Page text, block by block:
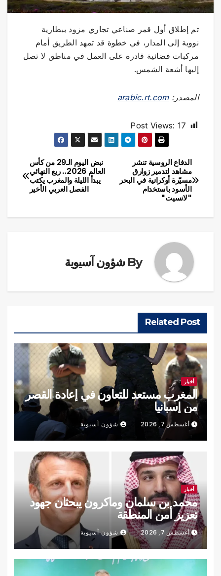
تم إطلاق أول قمر صناعي تجاري مزود ببطارية
نووية إلى المدار، في خطوة قد تمهد الطريق أمام
مركبات فضائية قادرة على العمل في مناطق لا تصل
إليها أشعة الشمس.
المصدر:arabic.rt.com
Post Views: 17
تصفّح
المقالات
نبض اليوم الـ29 من كأس
العالم 2026.. ربع النهائي
يبدأ الليلة والمغرب يكتب
الفصل العربي الأخير
الدفاع الروسية تنشر
مشاهد لتدمير زوارق
مسيّرة أوكرانية في البحر
الأسود باستخدام
"لانسيت"
By شؤون آسيوية
Related Post
أخبار
المغرب مستعد للتعاون في إعادة القصر
من إسبانيا
أغسطس 7, 2026 شؤون آسيوية
أخبار
محمد بن سلمان وماكرون يبحثان جهود
تعزيز أمن المنطقة
أغسطس 7, 2026 شؤون آسيوية